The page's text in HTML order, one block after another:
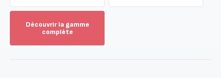
Découvrir la gamme
complète